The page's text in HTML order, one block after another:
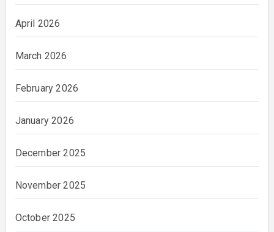
April 2026
March 2026
February 2026
January 2026
December 2025
November 2025
October 2025